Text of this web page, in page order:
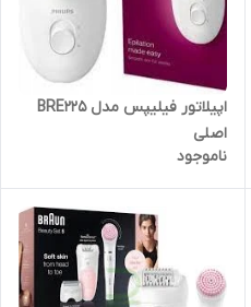
اپیلاتور فیلیپس مدل BRE225
اصلی
ناموجود